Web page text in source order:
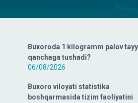
Buxoroda 1 kilogramm palov
qanchaga tushadi?
06/08/2026
Buxoro viloyati statistika
boshqarmasida tizim faoliyatini